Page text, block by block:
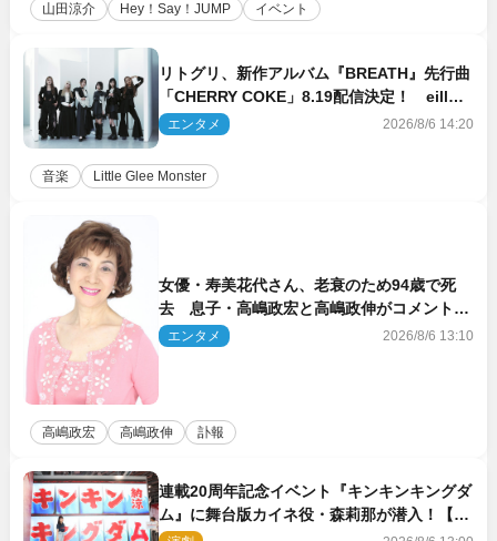
山田涼介 Hey！Say！JUMP イベント
リトグリ、新作アルバム『BREATH』先行曲
「CHERRY COKE」8.19配信決定！ eill書
き下ろしのラブソング
エンタメ 2026/8/6 14:20
音楽 Little Glee Monster
女優・寿美花代さん、老衰のため94歳で死
去 息子・高嶋政宏と高嶋政伸がコメント
「いつもユーモアを忘れない明るく優しい母
でした」
エンタメ 2026/8/6 13:10
高嶋政宏 高嶋政伸 訃報
連載20周年記念イベント『キンキンキングダ
ム』に舞台版カイネ役・森莉那が潜入！【密